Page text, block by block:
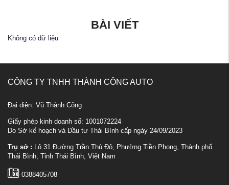
BÀI VIẾT
Không có dữ liệu
CÔNG TY TNHH THÀNH CÔNG AUTO
Đại diện: Vũ Thành Công
Giấy phép kinh doanh số: 1001072224
Do Sở kế hoạch và Đầu tư Thái Bình cấp ngày 24/09/2023
Trụ sở : Lô 31 Đường Trần Thủ Độ, Phường Tiền Phong, Thành phố
Thái Bình, Tỉnh Thái Bình, Việt Nam
0388405708